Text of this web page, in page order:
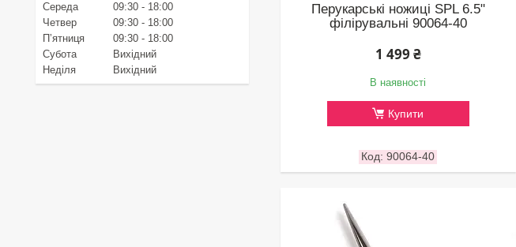
Перукарські ножиці SPL 6.5"
філірувальні 90064-40
1 499 ₴
В наявності
Купити
90064-40
Середа
09:30
18:00
Четвер
09:30
18:00
Пʼятниця
09:30
18:00
Субота
Вихідний
Неділя
Вихідний